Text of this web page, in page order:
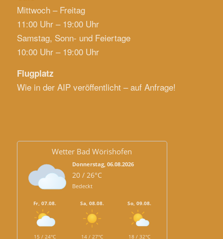
Mittwoch – Freitag
11:00 Uhr – 19:00 Uhr
Samstag, Sonn- und Feiertage
10:00 Uhr – 19:00 Uhr
Flugplatz
Wie in der AIP veröffentlicht – auf Anfrage!
Wetter Bad Wörishofen
Donnerstag, 06.08.2026
20 / 26°C
Bedeckt
Fr, 07.08.
15 / 24°C
Sa, 08.08.
14 / 27°C
So, 09.08.
18 / 32°C